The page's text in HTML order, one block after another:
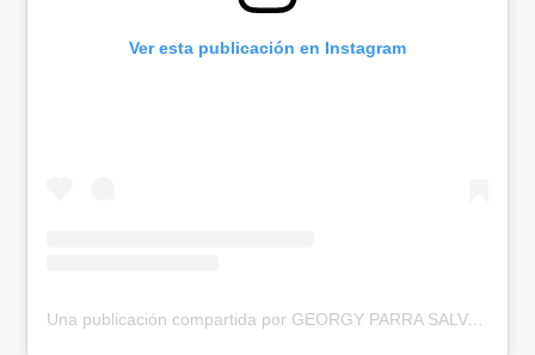
Ver esta publicación en Instagram
Una publicación compartida por GEORGY PARRA SALVAJE (@georgyparra)